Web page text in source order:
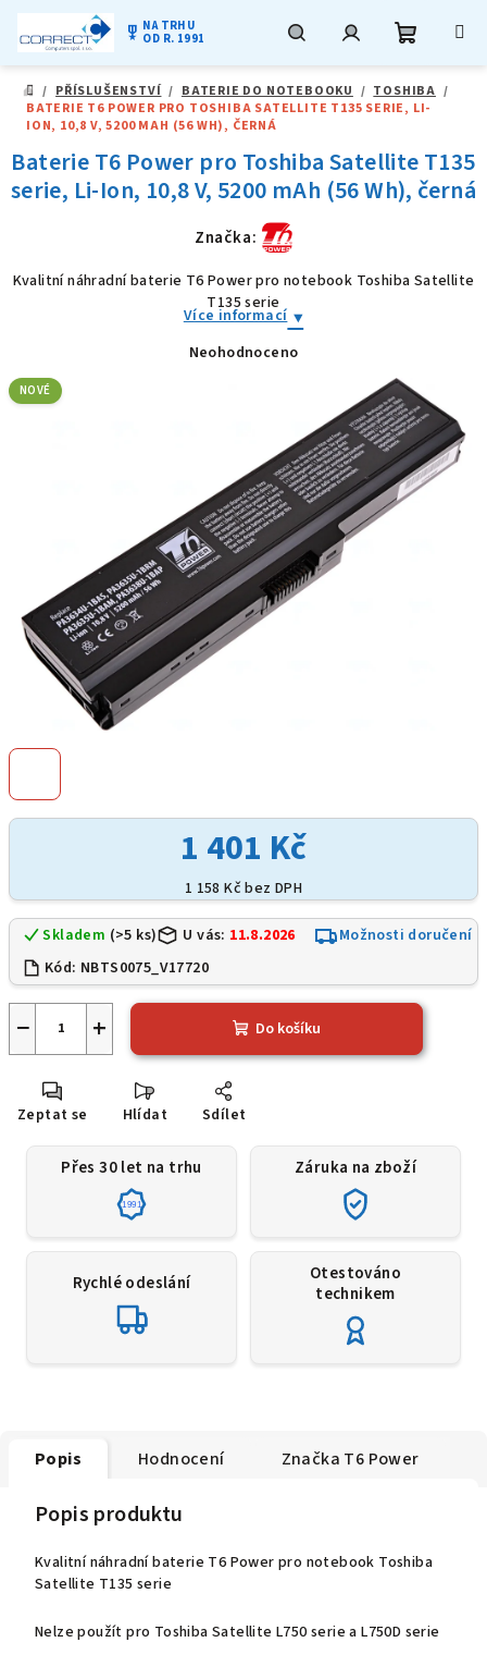
obsah
military_tech NA TRHU
OD R. 1991
DOMŮ
/ PŘÍSLUŠENSTVÍ / BATERIE DO NOTEBOOKU / TOSHIBA /
BATERIE T6 POWER PRO TOSHIBA SATELLITE T135 SERIE, LI-
ION, 10,8 V, 5200 MAH (56 WH), ČERNÁ
1 401 Kč
1 158 Kč bez DPH
Skladem (>5 ks) U vás: 11.8.2026
Možnosti doručení
Kód: NBTS0075_V17720
+
− Do košíku
Zeptat se Hlídat Sdílet
Baterie T6 Power pro Toshiba Satellite T135
serie, Li-Ion, 10,8 V, 5200 mAh (56 Wh), černá
Značka:
Kvalitní náhradní baterie T6 Power pro notebook Toshiba Satellite
T135 serie
Více informací
Průměrné
hvězdiček.
Neohodnoceno
NOVÉ
Přes 30 let na trhu
1991
Záruka na zboží
Rychlé odeslání
Otestováno
technikem
Popis Hodnocení Značka T6 Power
Popis produktu
Kvalitní náhradní baterie T6 Power pro notebook Toshiba
Satellite T135 serie
Nelze použít pro Toshiba Satellite L750 serie a L750D serie